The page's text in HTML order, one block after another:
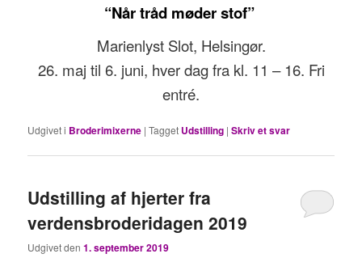
“Når tråd møder stof”
Marienlyst Slot, Helsingør.
26. maj til 6. juni, hver dag fra kl. 11 – 16. Fri
entré.
Udgivet i Broderimixerne |Tagget Udstilling |Skriv et svar
Udstilling af hjerter fra
verdensbroderidagen 2019
Udgivet den1. september 2019